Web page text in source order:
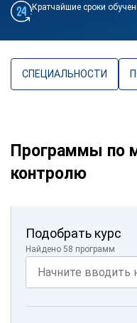
Кратчайшие сроки
СПЕЦИАЛЬНОСТИ
Программы по
контролю
Подобрать курс
Найдено 58 программ